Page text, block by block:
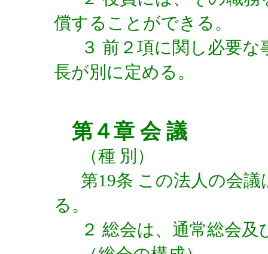
償することができる。
３ 前２項に関し必要
長が別に定める。
第４章 会 議
（種 別）
第19条 この法人の会
る。
２ 総会は、通常総会